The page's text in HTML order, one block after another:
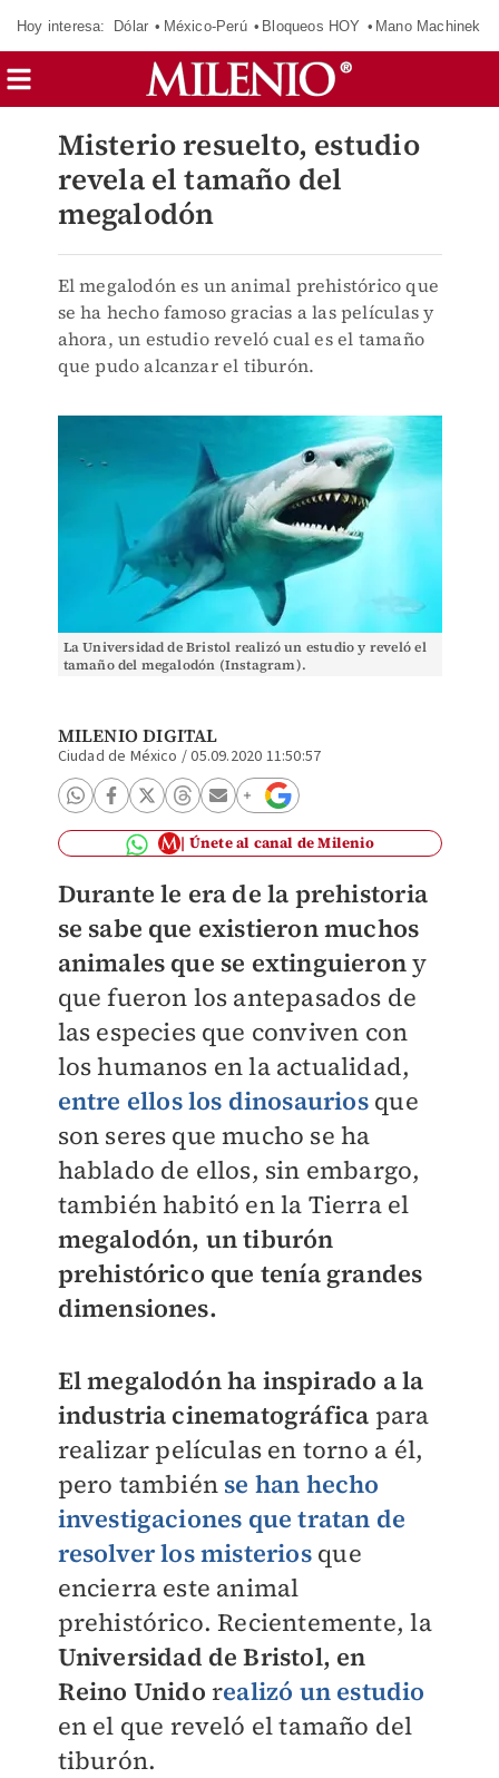
Hoy interesa: Dólar México-Perú Bloqueos HOY Mano Machinek
Misterio resuelto, estudio
revela el tamaño del
megalodón
El megalodón es un animal prehistórico que
se ha hecho famoso gracias a las películas y
ahora, un estudio reveló cual es el tamaño
que pudo alcanzar el tiburón.
La Universidad de Bristol realizó un estudio y reveló el
tamaño del megalodón (Instagram).
MILENIO DIGITAL
Ciudad de México /05.09.2020 11:50:57
Únete al canal de Milenio
Durante le era de la prehistoria
se sabe que existieron muchos
animales que se extinguierony
que fueron los antepasados de
las especies que conviven con
los humanos en la actualidad,
entre ellos los dinosauriosque
son seres que mucho se ha
hablado de ellos, sin embargo,
también habitó en la Tierra el
megalodón, un tiburón
prehistórico que tenía grandes
dimensiones.
El megalodón ha inspirado a la
industria cinematográfica para
realizar películas en torno a él,
pero también se han hecho
investigaciones que tratan de
resolver los misteriosque
encierra este animal
prehistórico. Recientemente, la
Universidad de Bristol, en
Reino Unido realizó un estudio
en el que reveló el tamaño del
tiburón.